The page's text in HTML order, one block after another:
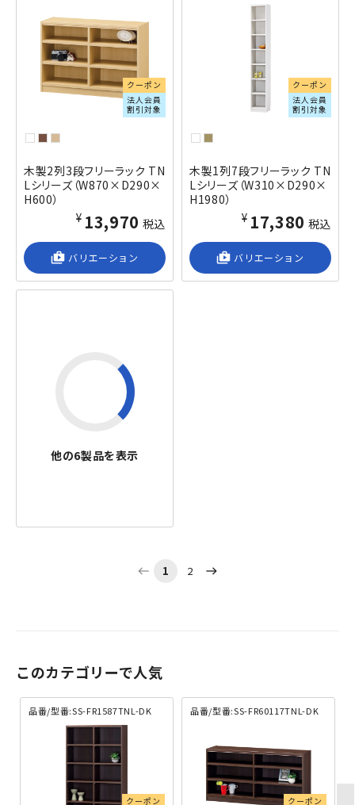
クーポン
法人会員
割引対象
木製2列3段フリーラック TN
Lシリーズ（W870×D290×
H600）
¥13,970 税込
shop_2 バリエーション
クーポン
法人会員
割引対象
木製1列7段フリーラック TN
Lシリーズ（W310×D290×
H1980）
¥17,380 税込
shop_2 バリエーション
他の6製品を表示
west 1 2 east
このカテゴリーで人気
品番/型番:SS-FR1587TNL-DK
クーポン
品番/型番:SS-FR60117TNL-DK
クーポン